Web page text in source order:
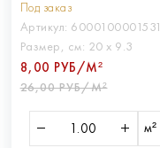
Под заказ
Артикул: 6000100001531
Размер, см: 20 х 9.3
8,00 РУБ/М²
26,00 РУБ/М²
м²